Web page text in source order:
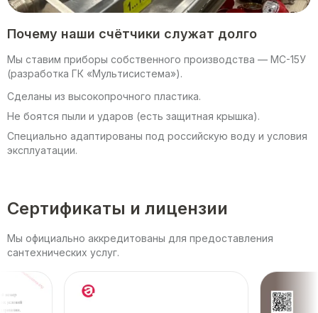
Почему наши счётчики служат долго
Мы ставим приборы собственного производства — МС-15У
(разработка ГК «Мультисистема»).
Сделаны из высокопрочного пластика.
Не боятся пыли и ударов (есть защитная крышка).
Специально адаптированы под российскую воду и условия
эксплуатации.
Сертификаты и лицензии
Мы официально аккредитованы для предоставления
сантехнических услуг.